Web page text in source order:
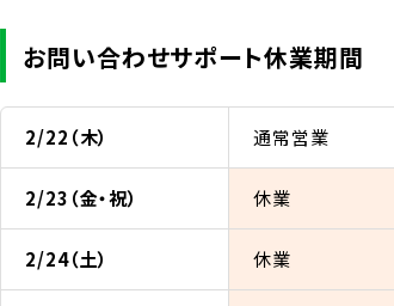
お問い合わせサポート休業期間
2/22（木） 通常営業
2/23（金・祝） 休業
2/24（土） 休業